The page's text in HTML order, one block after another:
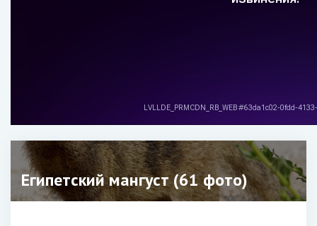
Египетский мангуст (61 фото)